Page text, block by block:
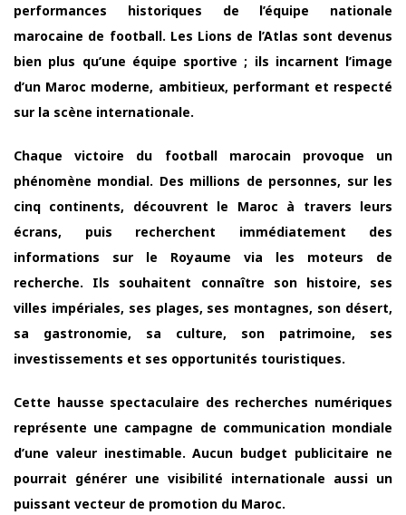
performances historiques de l’équipe nationale
marocaine de football. Les Lions de l’Atlas sont devenus
bien plus qu’une équipe sportive ; ils incarnent l’image
d’un Maroc moderne, ambitieux, performant et respecté
sur la scène internationale.
Chaque victoire du football marocain provoque un
phénomène mondial. Des millions de personnes, sur les
cinq continents, découvrent le Maroc à travers leurs
écrans, puis recherchent immédiatement des
informations sur le Royaume via les moteurs de
recherche. Ils souhaitent connaître son histoire, ses
villes impériales, ses plages, ses montagnes, son désert,
sa gastronomie, sa culture, son patrimoine, ses
investissements et ses opportunités touristiques.
Cette hausse spectaculaire des recherches numériques
représente une campagne de communication mondiale
d’une valeur inestimable. Aucun budget publicitaire ne
pourrait générer une visibilité internationale aussi un
puissant vecteur de promotion du Maroc.